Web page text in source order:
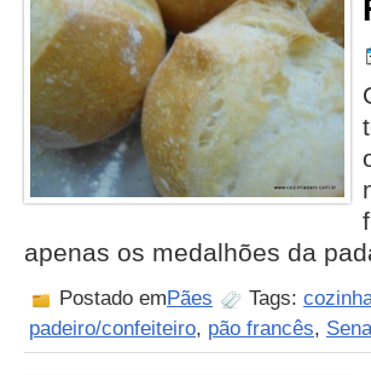
apenas os medalhões da
Postado emPães Tags:
padeiro/confeiteiro, pão francês,